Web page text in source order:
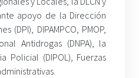
apoyo de la Dirección
(DPI), DIPAMPCO, PMOP,
Antidrogas (DNPA), la
Policial (DIPOL), Fuerzas